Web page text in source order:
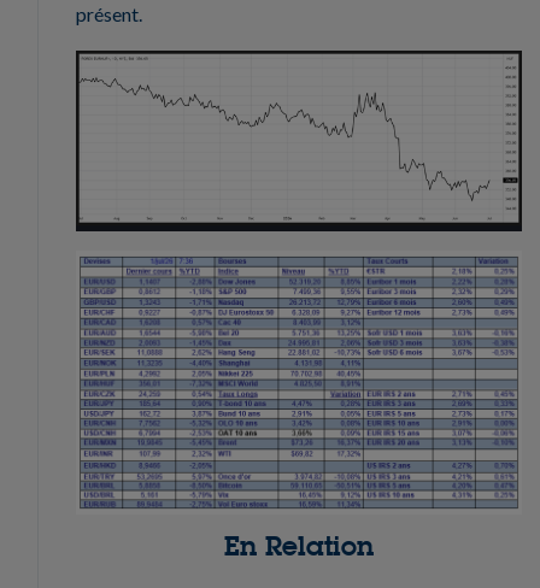
présent.
En Relation